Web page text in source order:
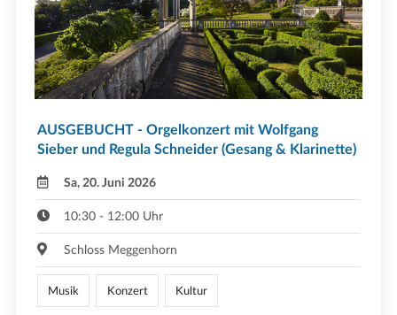
AUSGEBUCHT - Orgelkonzert mit Wolfgang
Sieber und Regula Schneider (Gesang & Klarinette)
Sa, 20. Juni 2026
10:30 - 12:00 Uhr
Schloss Meggenhorn
Musik Konzert Kultur